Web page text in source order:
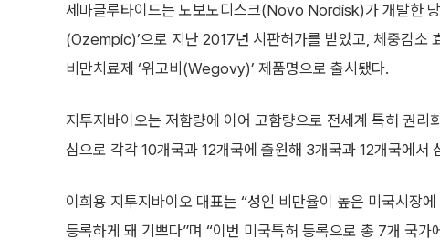
세마글루타이드는 노보노디스크(Novo Nordisk)가 개발한 당
(Ozempic)’으로 지난 2017년 시판허가를 받았고, 체중감소
비만치료제 ‘위고비(Wegovy)’ 제품명으로 출시됐다.
지투지바이오는 저함량에 이어 고함량으로 전세계 특허 권
심으로 각각 10개국과 12개국에 출원해 3개국과 12개국에서
이희용 지투지바이오 대표는 “성인 비만율이 높은 미국시장
등록하게 돼 기쁘다”며 “이번 미국특허 등록으로 총 7개 국